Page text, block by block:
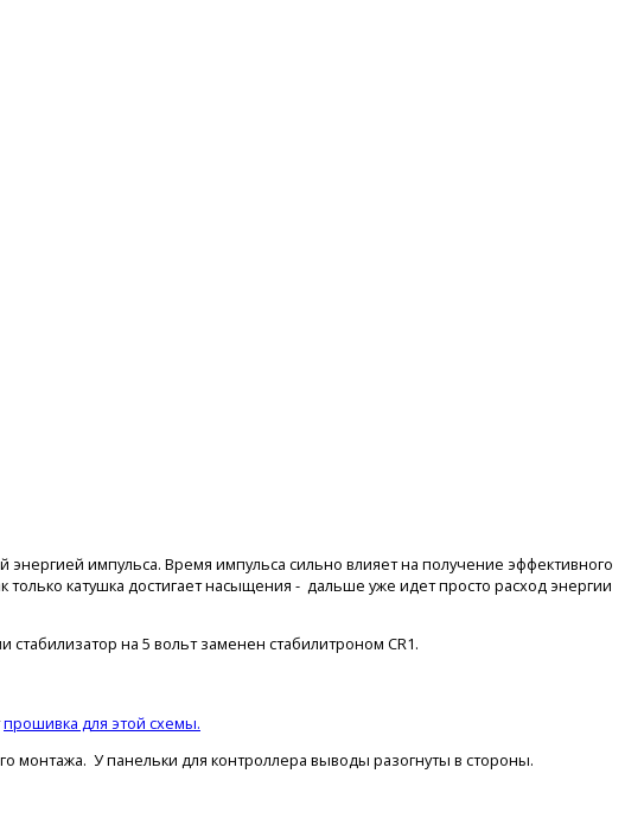
импульса. Время импульса сильно влияет на получение эффективного
катушка достигает насыщения - дальше уже идет просто расход энергии
на 5 вольт заменен стабилитроном CR1.
прошивка для этой схемы.
монтажа. У панельки для контроллера выводы разогнуты в стороны.